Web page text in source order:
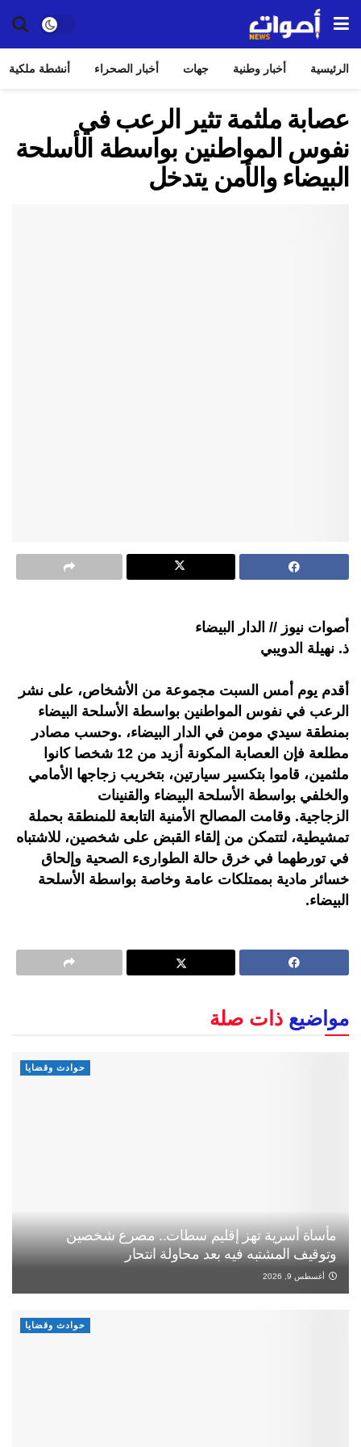
الرئيسية أخبار وطنية جهات أخبار الصحراء أنشطة ملكية
عصابة ملثمة تثير الرعب في
نفوس المواطنين بواسطة الأسلحة
البيضاء والأمن يتدخل
أصوات نيوز // الدار البيضاء
ذ. نهيلة الدويبي
أقدم يوم أمس السبت مجموعة من الأشخاص، على نشر
الرعب في نفوس المواطنين بواسطة الأسلحة البيضاء
بمنطقة سيدي مومن في الدار البيضاء، .وحسب مصادر
مطلعة فإن العصابة المكونة أزيد من 12 شخصا كانوا
ملثمين، قاموا بتكسير سيارتين، بتخريب زجاجها الأمامي
والخلفي بواسطة الأسلحة البيضاء والقنينات
الزجاجية. وقامت المصالح الأمنية التابعة للمنطقة بحملة
تمشيطية، لتتمكن من إلقاء القبض على شخصين، للاشتباه
في تورطهما في خرق حالة الطوارىء الصحية وإلحاق
خسائر مادية بممتلكات عامة وخاصة بواسطة الأسلحة
البيضاء.
مواضيع ذات صلة
حوادث وقضايا
مأساة أسرية تهز إقليم سطات.. مصرع شخصين
وتوقيف المشتبه فيه بعد محاولة انتحار
أغسطس 9, 2026
حوادث وقضايا